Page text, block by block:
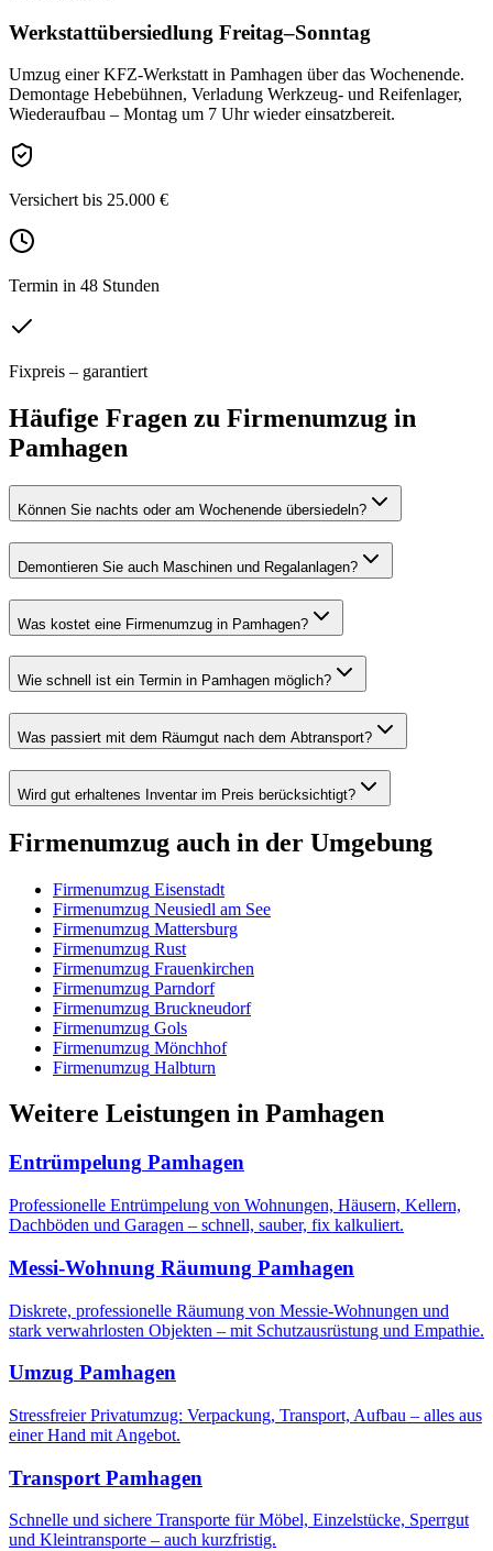
Werkstattübersiedlung Freitag–Sonntag
Umzug einer KFZ-Werkstatt in Pamhagen über das Wochenende.
Demontage Hebebühnen, Verladung Werkzeug- und Reifenlager,
Wiederaufbau – Montag um 7 Uhr wieder einsatzbereit.
Versichert bis 25.000 €
Termin in 48 Stunden
Fixpreis – garantiert
Häufige Fragen zu Firmenumzug in
Pamhagen
Können Sie nachts oder am Wochenende übersiedeln?
Demontieren Sie auch Maschinen und Regalanlagen?
Was kostet eine Firmenumzug in Pamhagen?
Wie schnell ist ein Termin in Pamhagen möglich?
Was passiert mit dem Räumgut nach dem Abtransport?
Wird gut erhaltenes Inventar im Preis berücksichtigt?
Firmenumzug auch in der Umgebung
Firmenumzug Eisenstadt
Firmenumzug Neusiedl am See
Firmenumzug Mattersburg
Firmenumzug Rust
Firmenumzug Frauenkirchen
Firmenumzug Parndorf
Firmenumzug Bruckneudorf
Firmenumzug Gols
Firmenumzug Mönchhof
Firmenumzug Halbturn
Weitere Leistungen in Pamhagen
Entrümpelung Pamhagen
Professionelle Entrümpelung von Wohnungen, Häusern, Kellern,
Dachböden und Garagen – schnell, sauber, fix kalkuliert.
Messi-Wohnung Räumung Pamhagen
Diskrete, professionelle Räumung von Messie-Wohnungen und
stark verwahrlosten Objekten – mit Schutzausrüstung und Empathie.
Umzug Pamhagen
Stressfreier Privatumzug: Verpackung, Transport, Aufbau – alles aus
einer Hand mit Angebot.
Transport Pamhagen
Schnelle und sichere Transporte für Möbel, Einzelstücke, Sperrgut
und Kleintransporte – auch kurzfristig.